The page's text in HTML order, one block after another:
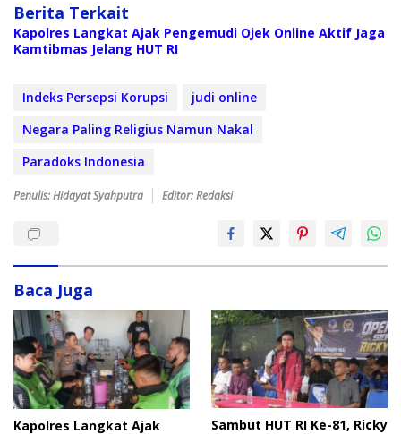
Berita Terkait
Kapolres Langkat Ajak Pengemudi Ojek Online Aktif Jaga
Kamtibmas Jelang HUT RI
Indeks Persepsi Korupsi
judi online
Negara Paling Religius Namun Nakal
Paradoks Indonesia
Penulis: Hidayat Syahputra Editor: Redaksi
Baca Juga
Kapolres Langkat Ajak
Sambut HUT RI Ke-81, Ricky